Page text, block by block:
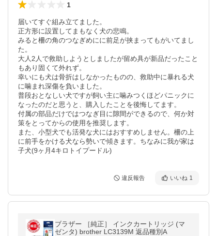
1
届いてすぐ組み立てました。
正方形に設置してまもなく犬の悲鳴。
みると柵の角のつなぎめにに前足が挟まってもがいてまし
た。
大人2人で救助しようとしましたが留め具が新品だったこと
もあり固くて外れず。
幸いにも犬は骨折はしなかったものの、救助中に暴れる犬
に噛まれ深傷を負いました。
普段おとなしい犬ですが飼い主に噛みつくほどパニックに
なったのだと思うと、購入したことを後悔してます。
付属の部品だけではつなぎ目に隙間ができるので、何か対
策をとってからの使用を推奨します。
また、小型犬でも活発な犬にはおすすめしません。柵の上
に前手をかける犬なら勢いで傾きます。ちなみに我が家は
子犬(9ヶ月4キロトイプードル)
違反報告 いいね 1
ブラザー ［純正］ インクカートリッジ (マ
ゼンタ) brother LC3139M 返品種別A